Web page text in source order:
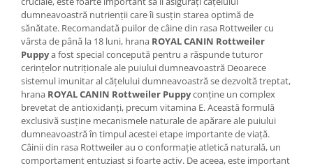
dumneavoastră nutrienții care îi susțin starea optimă de
sănătate. Recomandată puilor de câine din rasa Rottweiler cu
vârsta de până la 18 luni, hrana ROYAL CANIN Rottweiler
Puppya fost special concepută pentru a răspunde tuturor
cerințelor nutriționale ale puiului dumneavoastră Deoarece
sistemul imunitar al cățelului dumneavoastră se dezvoltă treptat,
hrana ROYAL CANIN Rottweiler Puppyconține un complex
brevetat de antioxidanți, precum vitamina E. Această formulă
exclusivă susține mecanismele naturale de apărare ale puiului
dumneavoastră în timpul acestei etape importante de viață.
Câinii din rasa Rottweiler au o conformație atletică naturală, un
comportament entuziast si foarte activ. De aceea, este important